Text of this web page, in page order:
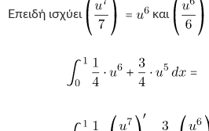
Επειδή ισχύει και